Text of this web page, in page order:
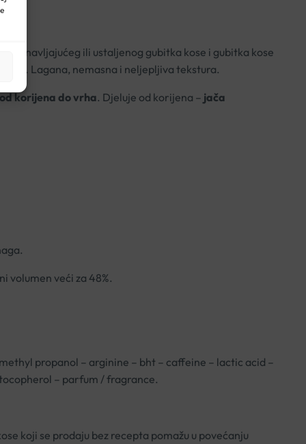
ponavljajućeg ili ustaljenog gubitka kose i gubitka kose
Lagana, nemasna i neljepljiva tekstura.
od korijena do vrha. Djeluje od korijena – jača
volumen veći za 48%.
propanol – arginine – bht – caffeine – lactic acid –
– parfum / fragrance.
koji se prodaju bez recepta pomažu u povećanju